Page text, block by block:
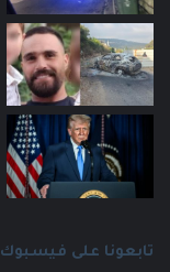
تابعونا على فيسبوك